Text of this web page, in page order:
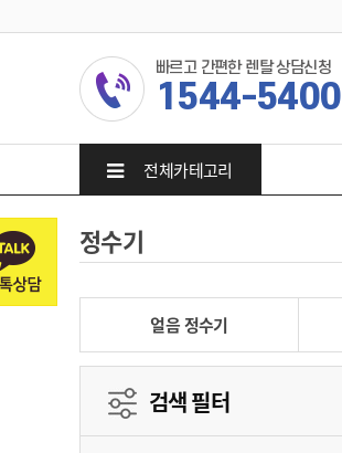
빠르고 간편한 렌탈 상담신청
1544-5400
전체카테고리
정수기
얼음 정수기
검색 필터